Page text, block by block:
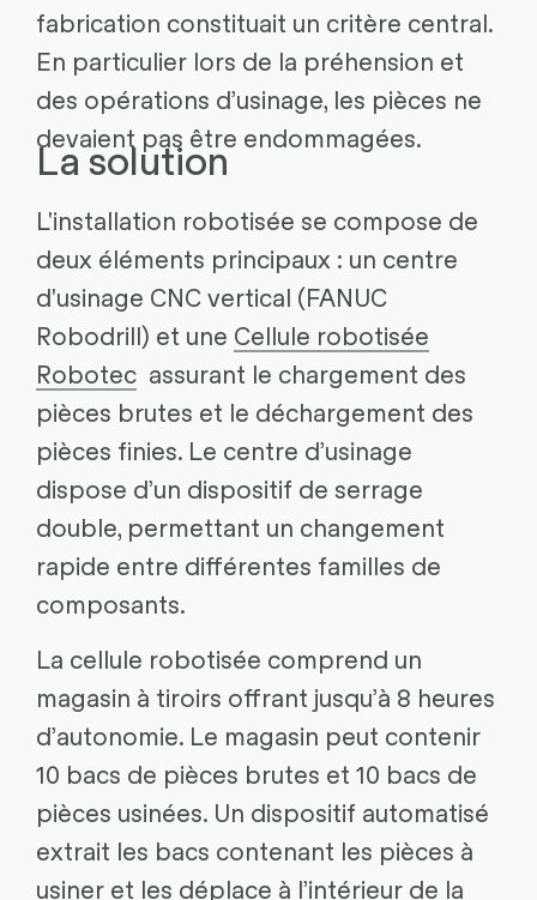
fabrication constituait un critère central.
En particulier lors de la préhension et
des opérations d’usinage, les pièces ne
devaient pas être endommagées.
La solution
L'installation robotisée se compose de
deux éléments principaux : un centre
d'usinage CNC vertical (FANUC
Robodrill) et une Cellule robotisée
Robotecassurant le chargement des
pièces brutes et le déchargement des
pièces finies. Le centre d’usinage
dispose d’un dispositif de serrage
double, permettant un changement
rapide entre différentes familles de
composants.
La cellule robotisée comprend un
magasin à tiroirs offrant jusqu’à 8 heures
d’autonomie. Le magasin peut contenir
10 bacs de pièces brutes et 10 bacs de
pièces usinées. Un dispositif automatisé
extrait les bacs contenant les pièces à
usiner et les déplace à l’intérieur de la